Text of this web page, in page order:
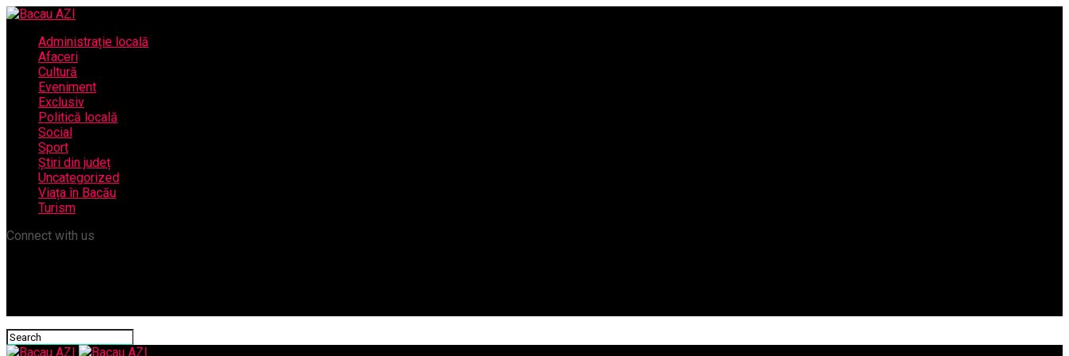
Administrație locală
Afaceri
Cultură
Eveniment
Exclusiv
Politică locală
Social
Sport
Știri din județ
Uncategorized
Viața în Bacău
Turism
Connect with us